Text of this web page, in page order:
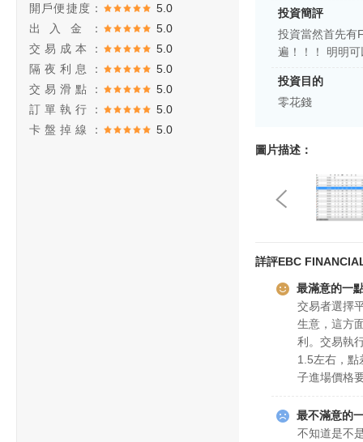
開戶便捷度：
5.0
出入金：
5.0
交易成本：
5.0
隔夜利息：
5.0
交易滑點：
5.0
訂單執行：
5.0
卡盤掉線：
5.0
投資簡評
投資當然首先有
遍！！！ 明明
投資目的
零花錢
圖片描述：
詳評EBC
最滿意的一
交易者選擇
生意，這方
利。交易執
1.5左右，點
子進場價格
最不滿意的
不知道是不